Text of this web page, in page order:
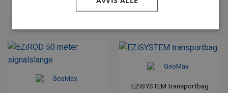
EZiSYSTEM transportbag